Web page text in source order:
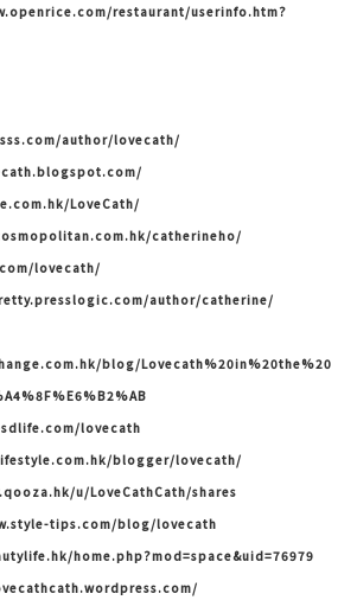
restaurant/userinfo.htm?
author/lovecath/
LoveCath/
catherineho/
lovecath/
author/catherine/
blog/Lovecath%20in%20the%20
lovecath
blogger/lovecath/
u/LoveCathCath/shares
tips.com/blog/lovecath
home.php?mod=space&uid=76979